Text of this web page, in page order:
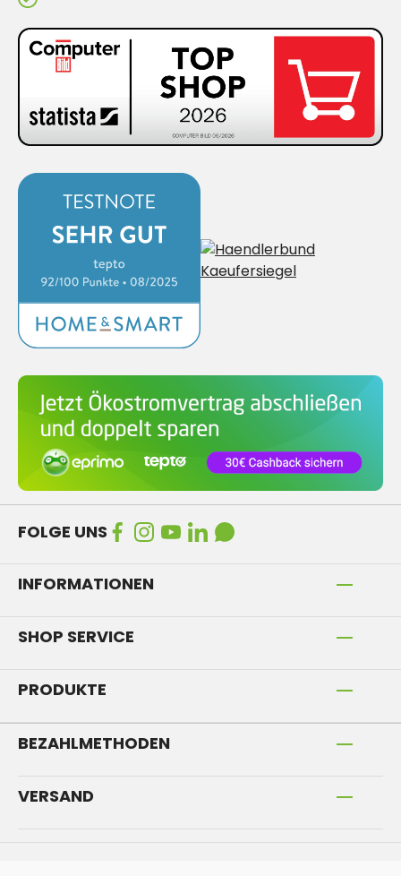
FOLGE UNS
INFORMATIONEN
SHOP SERVICE
PRODUKTE
BEZAHLMETHODEN
VERSAND